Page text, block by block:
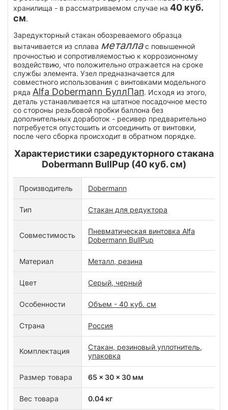
хранилища - в рассматриваемом случае на 40 куб.
см.
Заредукторный стакан обозреваемого образца
вытачивается из сплава металлас повышенной
прочностью и сопротивляемостью к коррозионному
воздействию, что положительно отражается на сроке
службы элемента. Узел предназначается для
совместного использования с винтовками модельного
ряда Alfa Dobermann БуллПап. Исходя из этого,
деталь устанавливается на штатное посадочное место
со стороны резьбовой пробки баллона без
дополнительных доработок - ресивер предварительно
потребуется опустошить и отсоединить от винтовки,
после чего сборка происходит в обратном порядке.
Характеристики сзаредукторного стакана
Dobermann BullPup (40 куб. см)
Производитель Dobermann
Тип Стакан для редуктора
Совместимость
Пневматическая винтовка Alfa
Dobermann BullPup
Материал Металл, резина
Цвет Серый, черный
Особенности Объем - 40 куб. см
Страна Россия
Комплектация
Стакан, резиновый уплотнитель,
упаковка
Размер товара 65 x 30 x 30 мм
Вес товара 0.04 кг